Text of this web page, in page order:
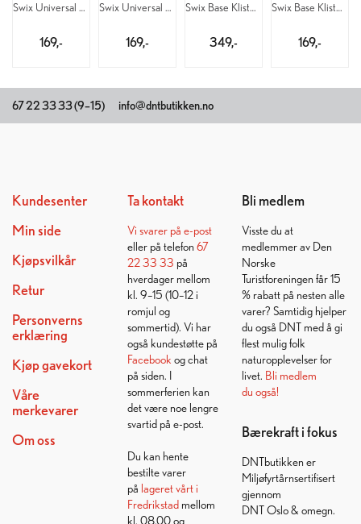
Swix Universal Silver Klister 55g
169,-
Swix Universal VM Klister 55g
169,-
Swix Base Klister Spray 150ml
349,-
Swix Base Klister Spray 70ml
169,-
67 22 33 33 (9–15) info@dntbutikken.no
Kundesenter
Min side
Kjøpsvilkår
Retur
Personverns
erklæring
Kjøp gavekort
Våre
merkevarer
Om oss
Ta kontakt
Vi svarer på e-post
eller på telefon 67
22 33 33 på
hverdager mellom
kl. 9–15 (10–12 i
romjul og
sommertid). Vi har
også kundestøtte på
Facebook og chat
på siden. I
sommerferien kan
det være noe lengre
svartid på e-post.
Du kan hente
bestilte varer
på lageret vårt i
Fredrikstadmellom
kl. 08.00 og
Bli medlem
Visste du at
medlemmer av Den
Norske
Turistforeningen får 15
% rabatt på nesten alle
varer? Samtidig hjelper
du også DNT med å gi
flest mulig folk
naturopplevelser for
livet. Bli medlem
du også!
Bærekraft i fokus
DNTbutikken er
Miljøfyrtårnsertifisert
gjennom
DNT Oslo & omegn.